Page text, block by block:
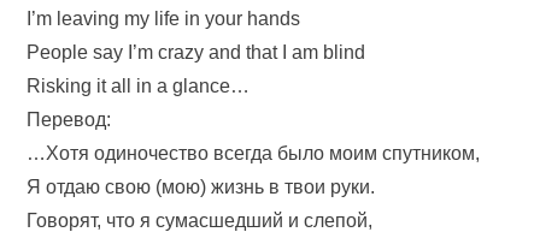
I’m leaving my life in your hands
People say I’m crazy and that I am blind
Risking it all in a glance…
Перевод:
…Хотя одиночество всегда было моим спутником,
Я отдаю свою (мою) жизнь в твои руки.
Говорят, что я сумасшедший и слепой,